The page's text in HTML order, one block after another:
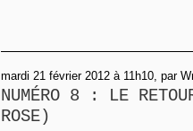
mardi 21 février 2012 à 11h10, par
NUMÉRO 8 : LE
ROSE)